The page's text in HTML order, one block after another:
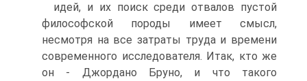
идей, и их поиск среди отвалов пустой
философской породы имеет смысл,
несмотря на все затраты труда и времени
современного исследователя. Итак, кто же
он - Джордано Бруно, и что такого